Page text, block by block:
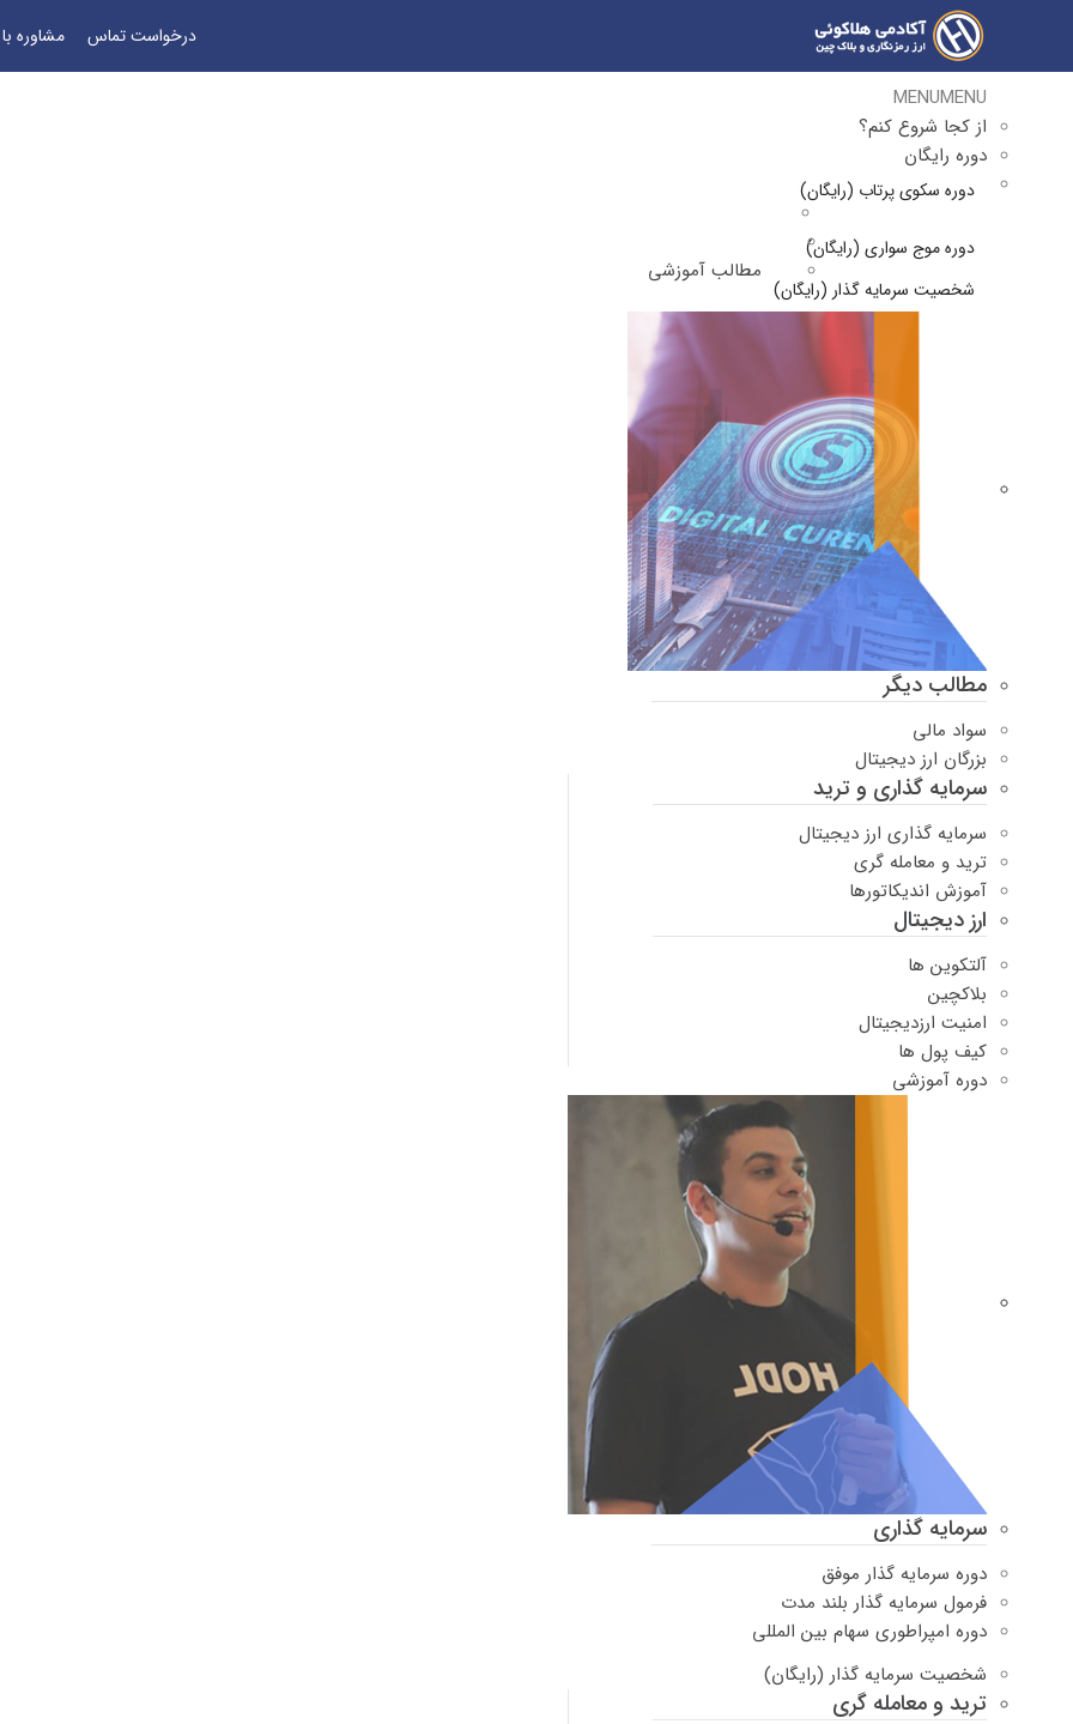
درخواست تماس مشاوره
MENUMENU
از کجا شروع کنم؟
دوره رایگان
دوره سکوی پرتاب (رایگان)
دوره موج سواری (رایگان)
شخصیت سرمایه گذار (رایگان)
مطالب آموزشی
مطالب دیگر
سواد مالی
بزرگان ارز دیجیتال
سرمایه گذاری و ترید
سرمایه گذاری ارز دیجیتال
ترید و معامله گری
آموزش اندیکاتورها
ارز دیجیتال
آلتکوین ها
بلاکچین
امنیت ارزدیجیتال
کیف پول ها
دوره‌ آموزشی
سرمایه گذاری
دوره سرمایه گذار موفق
فرمول سرمایه گذار بلند مدت
دوره امپراطوری سهام بین المللی
شخصیت سرمایه گذار (رایگان)
ترید و معامله گری